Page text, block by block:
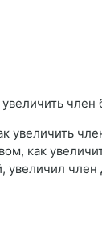
увеличить
как
увеличил член